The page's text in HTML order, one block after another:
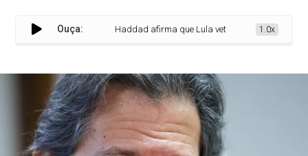
Ouça: Haddad afirma que Lula vetará jabutis que1.0x